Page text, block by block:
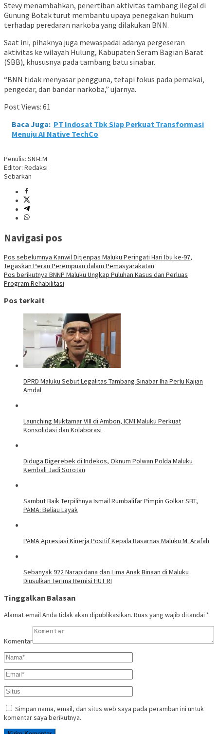
Stevy menambahkan, penertiban aktivitas tambang ilegal di
Gunung Botak turut membantu upaya penegakan hukum
terhadap peredaran narkoba yang dilakukan BNN.
Saat ini, pihaknya juga mewaspadai adanya pergeseran
aktivitas ke wilayah Hulung, Kabupaten Seram Bagian Barat
(SBB), khususnya pada tambang batu sinabar.
“BNN tidak menyasar pengguna, tetapi fokus pada pemakai,
pengedar, dan bandar narkoba,” ujarnya.
Post Views: 61
Baca Juga: PT Indosat Tbk Siap Perkuat Transformasi
Menuju AI Native TechCo
Penulis: SNI-EM
Editor: Redaksi
Sebarkan
Navigasi pos
Pos sebelumnya Kanwil Ditjenpas Maluku Peringati Hari Ibu ke-97,
Tegaskan Peran Perempuan dalam Pemasyarakatan
Pos berikutnya BNNP Maluku Ungkap Puluhan Kasus dan Perluas
Program Rehabilitasi
Pos terkait
DPRD Maluku Sebut Legalitas Tambang Sinabar Iha Perlu Kajian
Amdal
Launching Muktamar VIII di Ambon, ICMI Maluku Perkuat
Konsolidasi dan Kolaborasi
Diduga Digerebek di Indekos, Oknum Polwan Polda Maluku
Kembali Jadi Sorotan
Sambut Baik Terpilihnya Ismail Rumbalifar Pimpin Golkar SBT,
PAMA: Beliau Layak
PAMA Apresiasi Kinerja Positif Kepala Basarnas Maluku M. Arafah
Sebanyak 922 Narapidana dan Lima Anak Binaan di Maluku
Diusulkan Terima Remisi HUT RI
Tinggalkan Balasan
Alamat email Anda tidak akan dipublikasikan. Ruas yang wajib ditandai *
Komentar
Simpan nama, email, dan situs web saya pada peramban ini untuk
komentar saya berikutnya.